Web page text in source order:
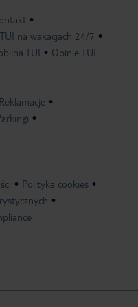
na wakacjach 24/7
TUI Opinie TUI
Reklamacje
Polityka cookies